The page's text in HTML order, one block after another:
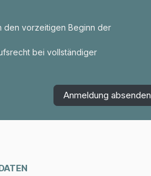
den vorzeitigen Beginn der
bei vollständiger
Anmeldung absenden